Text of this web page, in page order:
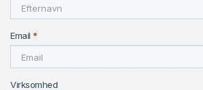
Email *
Virksomhed